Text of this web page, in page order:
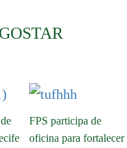
FPS participa de
oficina para fortalecer